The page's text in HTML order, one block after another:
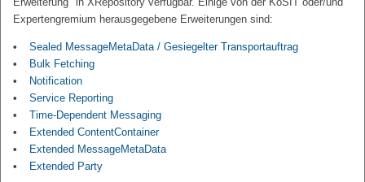
Expertengremium herausgegebene Erweiterungen sind:
Sealed MessageMetaData / Gesiegelter Transportauftrag
Bulk Fetching
Notification
Service Reporting
Time-Dependent Messaging
Extended ContentContainer
Extended MessageMetaData
Extended Party